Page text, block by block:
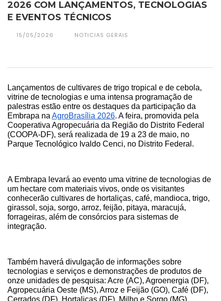
2026 COM LANÇAMENTOS, TECNOLOGIAS
E EVENTOS TÉCNICOS
15/05/2026 NOTICIAS GERAIS
Lançamentos de cultivares de trigo tropical e de cebola,
vitrine de tecnologias e uma intensa programação de
palestras estão entre os destaques da participação da
Embrapa na AgroBrasília 2026. A feira, promovida pela
Cooperativa Agropecuária da Região do Distrito Federal
(COOPA-DF), será realizada de 19 a 23 de maio, no
Parque Tecnológico Ivaldo Cenci, no Distrito Federal.
A Embrapa levará ao evento uma vitrine de tecnologias de
um hectare com materiais vivos, onde os visitantes
conhecerão cultivares de hortaliças, café, mandioca, trigo,
girassol, soja, sorgo, arroz, feijão, pitaya, maracujá,
forrageiras, além de consórcios para sistemas de
integração.
Também haverá divulgação de informações sobre
tecnologias e serviços e demonstrações de produtos de
onze unidades de pesquisa: Acre (AC), Agroenergia (DF),
Agropecuária Oeste (MS), Arroz e Feijão (GO), Café (DF),